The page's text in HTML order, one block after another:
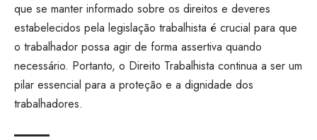
que se manter informado sobre os direitos e deveres
estabelecidos pela legislação trabalhista é crucial para que
o trabalhador possa agir de forma assertiva quando
necessário. Portanto, o Direito Trabalhista continua a ser um
pilar essencial para a proteção e a dignidade dos
trabalhadores.